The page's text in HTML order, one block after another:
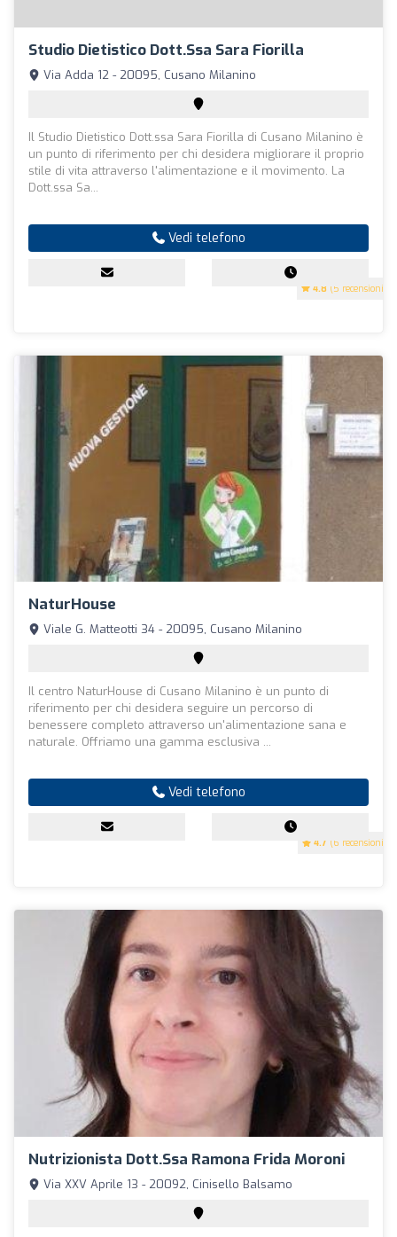
Studio Dietistico Dott.ssa Sara Fiorilla
4.8 (5 recensioni)
Via Adda 12 - 20095, Cusano Milanino
Il Studio Dietistico Dott.ssa Sara Fiorilla di Cusano Milanino è
un punto di riferimento per chi desidera migliorare il proprio
stile di vita attraverso l'alimentazione e il movimento. La
Dott.ssa Sa...
Vedi telefono
NaturHouse
4.7 (6 recensioni)
Viale G. Matteotti 34 - 20095, Cusano Milanino
Il centro NaturHouse di Cusano Milanino è un punto di
riferimento per chi desidera seguire un percorso di
benessere completo attraverso un'alimentazione sana e
naturale. Offriamo una gamma esclusiva ...
Vedi telefono
Nutrizionista Dott.ssa Ramona Frida Moroni
Via XXV Aprile 13 - 20092, Cinisello Balsamo